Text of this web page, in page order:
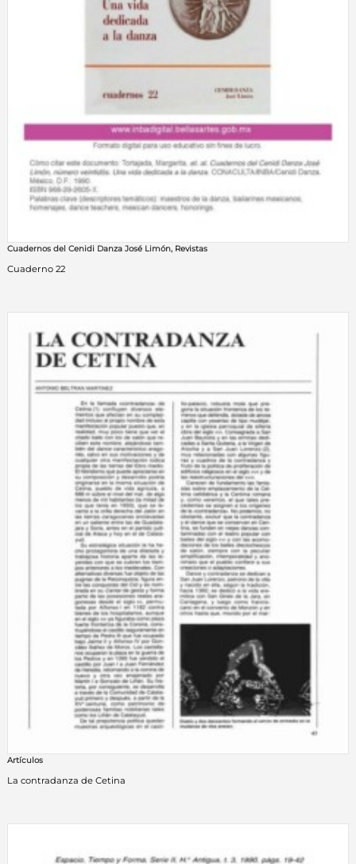
Cuadernos del Cenidi Danza José Limón, Revistas
Cuaderno 22
Artículos
La contradanza de Cetina